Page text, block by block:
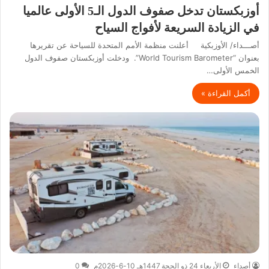
أوزبكستان تدخل صفوف الدول الـ5 الأولى عالميا
في الزيادة السريعة لأفواج السياح
أصـــداء/ الأوزبكية أعلنت منظمة الأمم المتحدة للسياحة عن تقريرها
بعنوان “World Tourism Barometer”. ودخلت أوزبكستان صفوف الدول
الخمس الأولى…
أكمل القراءة »
أصداء الأربعاء 24 ذو الحجة 1447هـ 10-6-2026م 0